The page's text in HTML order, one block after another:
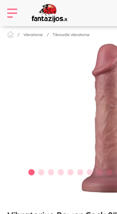
Vibratoriai Tikroviški vibratoriai